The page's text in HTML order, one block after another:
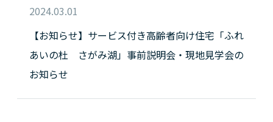
2024.03.01
【お知らせ】サービス付き高齢者向け住宅「ふれ
あいの杜 さがみ湖」事前説明会・現地見学会の
お知らせ